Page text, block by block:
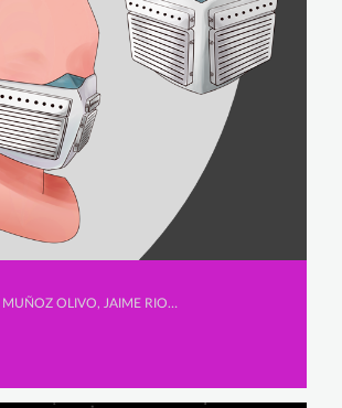
Secundaria, ALBA MUÑOZ OLIVO, JAIME RIOS URBANO y IRENE SAINZ ALCALA